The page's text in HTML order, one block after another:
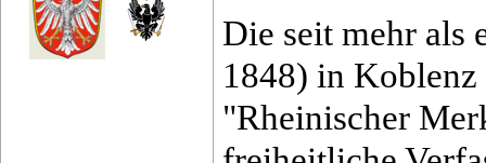
Die seit mehr als
1848) in Koblenz
"Rheinischer